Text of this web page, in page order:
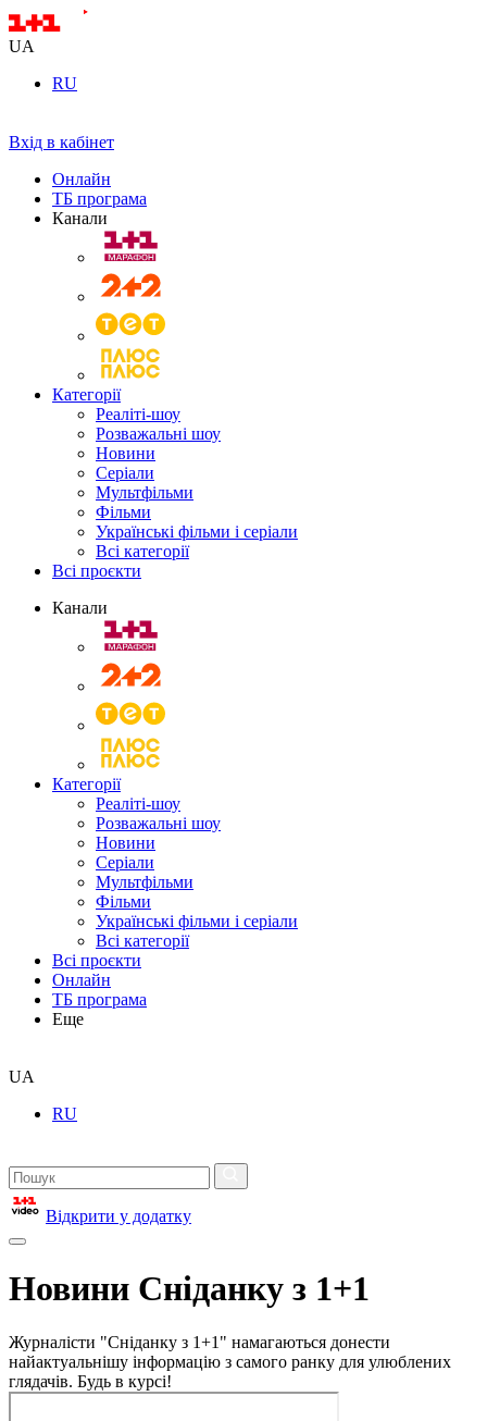
UA
RU
Вхід в кабінет
Онлайн
ТБ програма
Канали
Категорії
Реаліті-шоу
Розважальні шоу
Новини
Серіали
Мультфільми
Фільми
Українські фільми і серіали
Всі категорії
Всі проєкти
Канали
Категорії
Реаліті-шоу
Розважальні шоу
Новини
Серіали
Мультфільми
Фільми
Українські фільми і серіали
Всі категорії
Всі проєкти
Онлайн
ТБ програма
Еще
UA
RU
Відкрити у додатку
Новини Сніданку з 1+1
Журналісти "Сніданку з 1+1" намагаються донести
найактуальнішу інформацію з самого ранку для улюблених
глядачів. Будь в курсі!